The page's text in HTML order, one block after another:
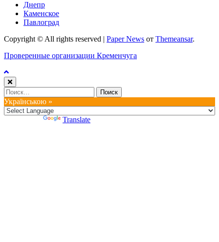
Днепр
Каменское
Павлоград
Copyright © All rights reserved | Paper News от Themeansar.
Проверенные организации Кременчуга
Найти:
Українською »
Translate